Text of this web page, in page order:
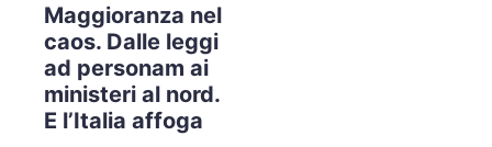
Maggioranza nel
caos. Dalle leggi
ad personam ai
ministeri al nord.
E l’Italia affoga